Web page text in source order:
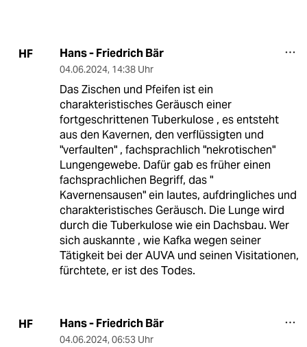
HF Hans - Friedrich Bär
04.06.2024, 14:38 Uhr
Das Zischen und Pfeifen ist ein
charakteristisches Geräusch einer
fortgeschrittenen Tuberkulose , es entsteht
aus den Kavernen, den verflüssigten und
"verfaulten" , fachsprachlich "nekrotischen"
Lungengewebe. Dafür gab es früher einen
fachsprachlichen Begriff, das "
Kavernensausen" ein lautes, aufdringliches und
charakteristisches Geräusch. Die Lunge wird
durch die Tuberkulose wie ein Dachsbau. Wer
sich auskannte , wie Kafka wegen seiner
Tätigkeit bei der AUVA und seinen Visitationen,
fürchtete, er ist des Todes.
HF Hans - Friedrich Bär
04.06.2024, 06:53 Uhr